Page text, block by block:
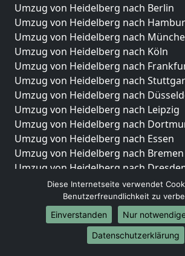
Umzug von Heidelberg nach Berlin
Umzug von Heidelberg nach
Umzug von Heidelberg nach
Umzug von Heidelberg nach Köln
Umzug von Heidelberg nach
Umzug von Heidelberg nach
Umzug von Heidelberg nach
Umzug von Heidelberg nach Leipzig
Umzug von Heidelberg nach
Umzug von Heidelberg nach Essen
Umzug von Heidelberg nach Bremen
Umzug von Heidelberg nach
Umzug von Heidelberg nach
Umzug von Heidelberg nach
Umzug von Heidelberg nach
Umzug von Heidelberg nach Bochum
Umzug von Heidelberg nach
Diese Internetseite verwendet
Benutzerfreundlichkeit zu
Einverstanden
Nur
Datenschutzerklärung